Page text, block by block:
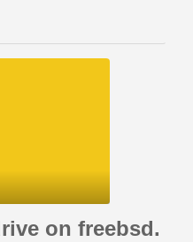
on freebsd.